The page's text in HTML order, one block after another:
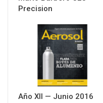
Precision
Año XII — Junio 2016